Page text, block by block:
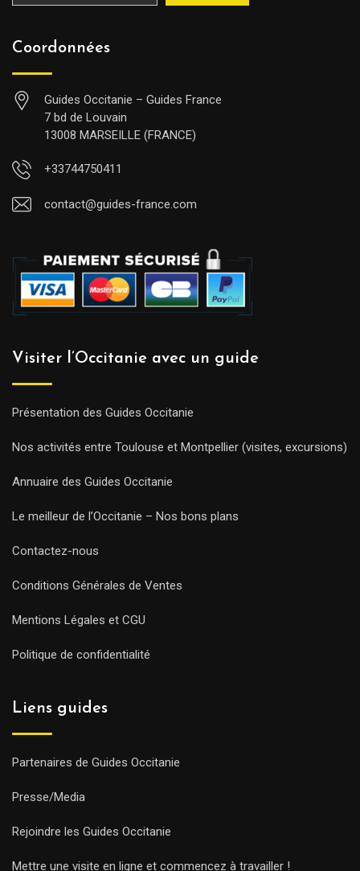
Coordonnées
Guides Occitanie – Guides France
7 bd de Louvain
13008 MARSEILLE (FRANCE)
+33744750411
contact@guides-france.com
Visiter l’Occitanie avec un guide
Présentation des Guides Occitanie
Nos activités entre Toulouse et Montpellier (visites, excursions)
Annuaire des Guides Occitanie
Le meilleur de l’Occitanie – Nos bons plans
Contactez-nous
Conditions Générales de Ventes
Mentions Légales et CGU
Politique de confidentialité
Liens guides
Partenaires de Guides Occitanie
Presse/Media
Rejoindre les Guides Occitanie
Mettre une visite en ligne et commencez à travailler !